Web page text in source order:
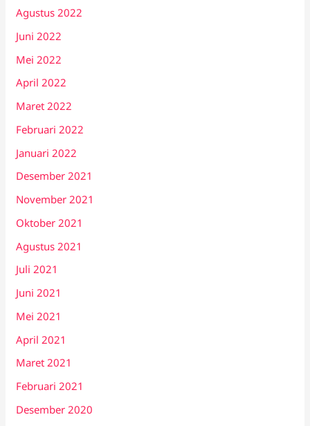
Agustus 2022
Juni 2022
Mei 2022
April 2022
Maret 2022
Februari 2022
Januari 2022
Desember 2021
November 2021
Oktober 2021
Agustus 2021
Juli 2021
Juni 2021
Mei 2021
April 2021
Maret 2021
Februari 2021
Desember 2020